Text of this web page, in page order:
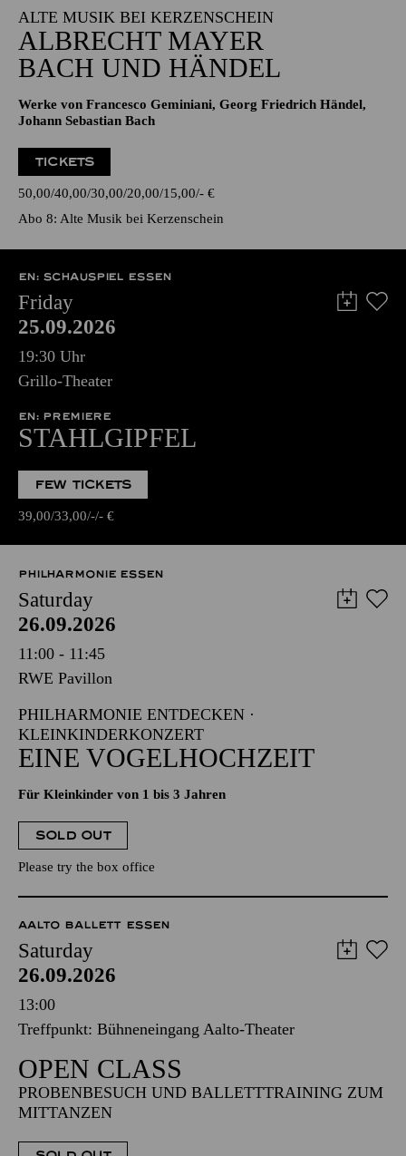
ALTE MUSIK BEI KERZENSCHEIN
ALBRECHT MAYER
BACH UND HÄNDEL
Werke von Francesco Geminiani, Georg Friedrich Händel,
Johann Sebastian Bach
TICKETS
50,00 40,00 30,00 20,00 15,00 - €
Abo 8: Alte Musik bei Kerzenschein
EN: SCHAUSPIEL ESSEN
Friday
25.09.2026
19:30 Uhr
Grillo-Theater
EN: PREMIERE
STAHLGIPFEL
FEW TICKETS
39,00 33,00 - - €
PHILHARMONIE ESSEN
Saturday
26.09.2026
11:00 - 11:45
RWE Pavillon
PHILHARMONIE ENTDECKEN ·
KLEINKINDERKONZERT
EINE VOGELHOCHZEIT
Für Kleinkinder von 1 bis 3 Jahren
SOLD OUT
Please try the box office
AALTO BALLETT ESSEN
Saturday
26.09.2026
13:00
Treffpunkt: Bühneneingang Aalto-Theater
OPEN CLASS
PROBENBESUCH UND BALLETTTRAINING ZUM
MITTANZEN